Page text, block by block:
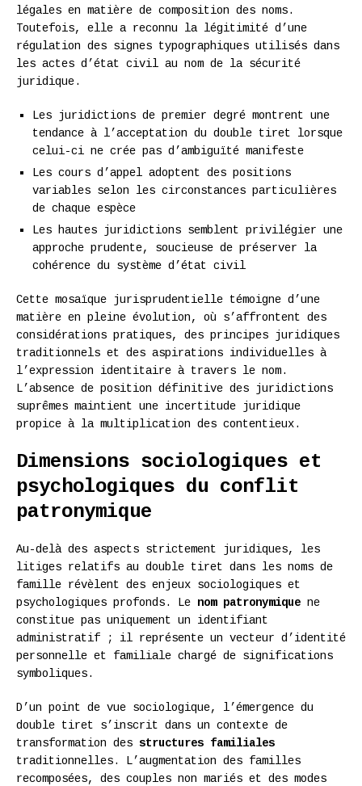
légales en matière de composition des noms.
Toutefois, elle a reconnu la légitimité d’une
régulation des signes typographiques utilisés dans
les actes d’état civil au nom de la sécurité
juridique.
Les juridictions de premier degré montrent une
tendance à l’acceptation du double tiret lorsque
celui-ci ne crée pas d’ambiguïté manifeste
Les cours d’appel adoptent des positions
variables selon les circonstances particulières
de chaque espèce
Les hautes juridictions semblent privilégier une
approche prudente, soucieuse de préserver la
cohérence du système d’état civil
Cette mosaïque jurisprudentielle témoigne d’une
matière en pleine évolution, où s’affrontent des
considérations pratiques, des principes juridiques
traditionnels et des aspirations individuelles à
l’expression identitaire à travers le nom.
L’absence de position définitive des juridictions
suprêmes maintient une incertitude juridique
propice à la multiplication des contentieux.
Dimensions sociologiques et
psychologiques du conflit
patronymique
Au-delà des aspects strictement juridiques, les
litiges relatifs au double tiret dans les noms de
famille révèlent des enjeux sociologiques et
psychologiques profonds. Le nom patronymique ne
constitue pas uniquement un identifiant
administratif ; il représente un vecteur d’identité
personnelle et familiale chargé de significations
symboliques.
D’un point de vue sociologique, l’émergence du
double tiret s’inscrit dans un contexte de
transformation des structures familiales
traditionnelles. L’augmentation des familles
recomposées, des couples non mariés et des modes